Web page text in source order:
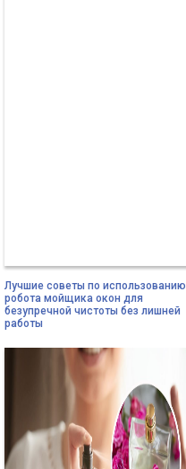
Лучшие советы по использованию
робота мойщика окон для
безупречной чистоты без лишней
работы